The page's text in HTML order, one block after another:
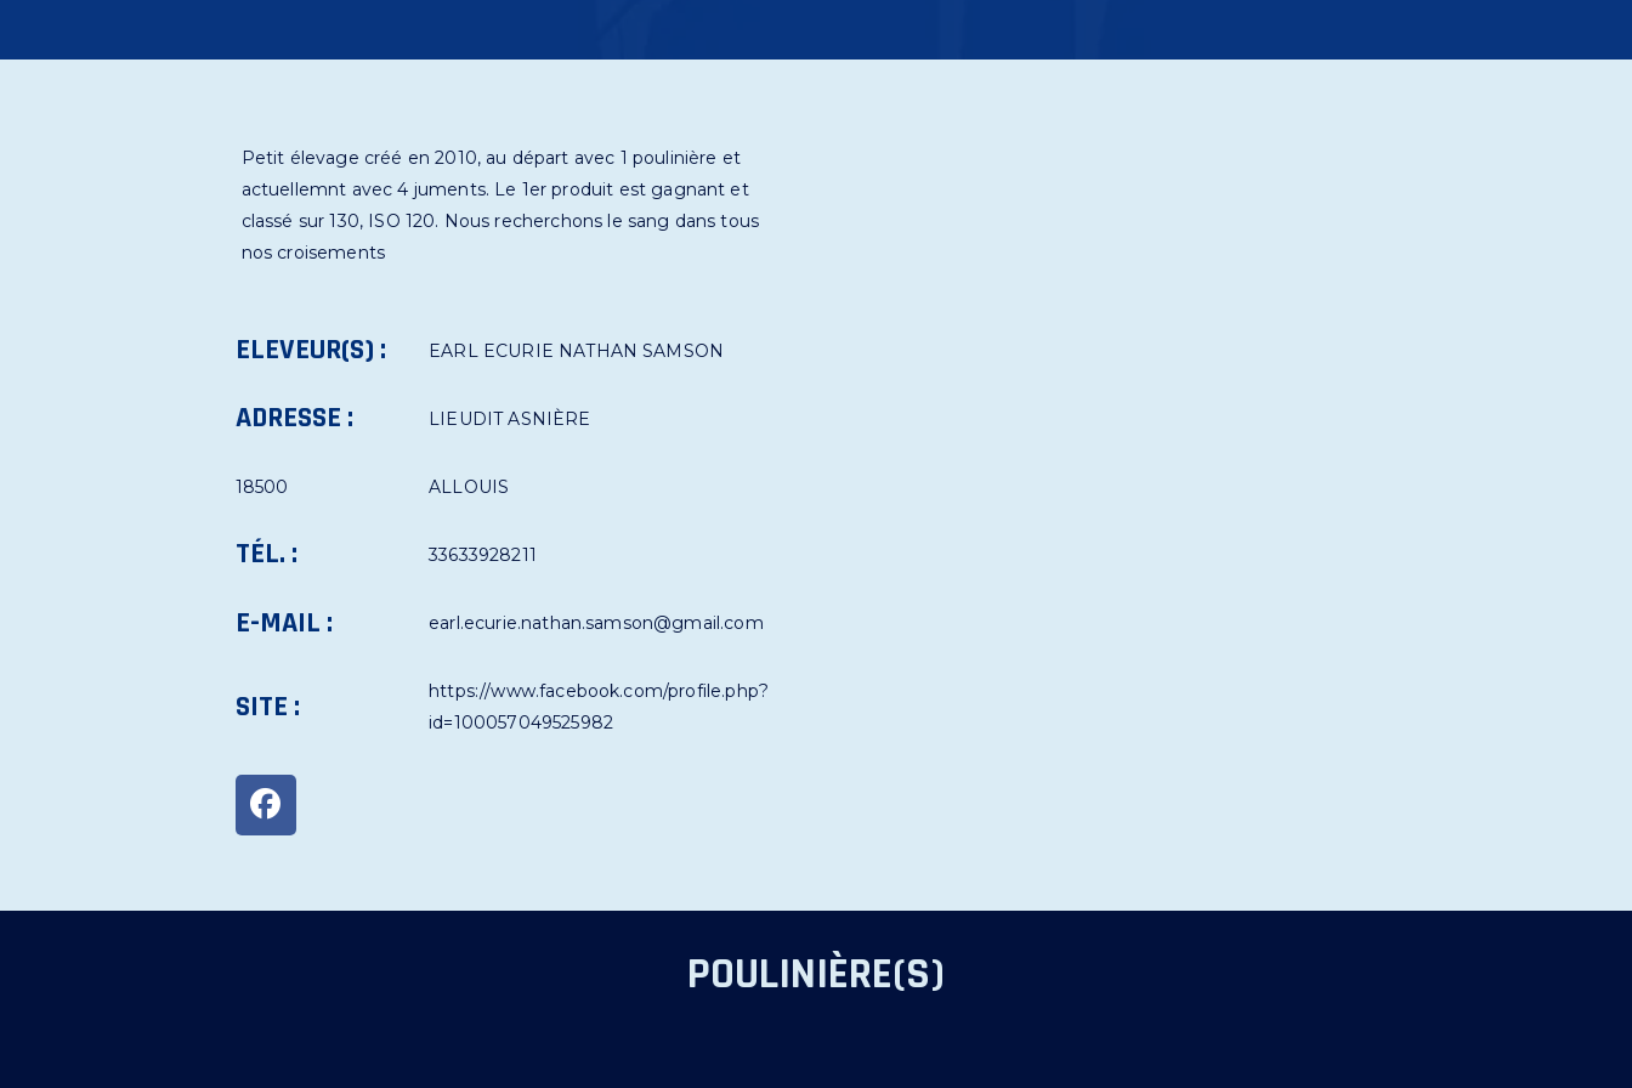
Petit élevage créé en 2010, au départ avec 1 poulinière et
actuellemnt avec 4 juments. Le 1er produit est gagnant et
classé sur 130, ISO 120. Nous recherchons le sang dans tous
nos croisements
ELEVEUR(S) : EARL ECURIE NATHAN SAMSON
ADRESSE : LIEUDIT ASNIÈRE
18500 ALLOUIS
TÉL. : 33633928211
E-MAIL : earl.ecurie.nathan.samson@gmail.com
SITE :
https://www.facebook.com/profile.php?
id=100057049525982
POULINIÈRE(S)